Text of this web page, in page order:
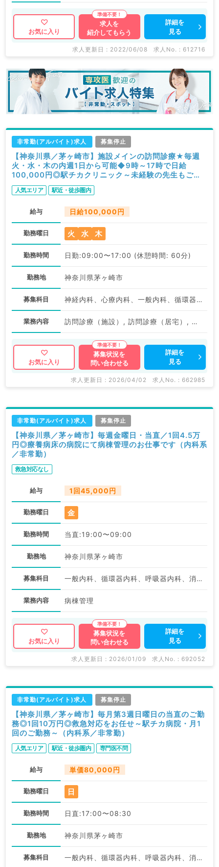
お気に入り
求人を
紹介してもらう
詳細を
見る
求人更新日 : 2022/06/08 求人No. : 612716
非常勤(アルバイト)求人 募集停止
【神奈川県／茅ヶ崎市】施設メインの訪問診療★毎週
火・水・木の内週1日から可能◆9時～17時で日給
100,000円◎駅チカクリニック～未経験の先生もご応
募可能です～（科目不問／非常勤）
人気エリア 駅近・徒歩圏内
給与 日給100,000円
勤務曜日 火 水 木
勤務時間 日勤:09:00〜17:00 (休憩時間: 60分)
勤務地 神奈川県茅ヶ崎市
募集科目 神経内科、心療内科、一般内科、循環器内科、呼吸器内科、消化器内科、内分泌・代謝内科、腎臓内科、老年内科、膠原病科
業務内容 訪問診療（施設）, 訪問診療（居宅）, 訪問診療（居宅）, 訪問診療（施設）
お気に入り
募集状況を
問い合わせる
詳細を
見る
求人更新日 : 2026/04/02 求人No. : 662985
非常勤(アルバイト)求人 募集停止
【神奈川県／茅ヶ崎市】毎週金曜日・当直／1回4.5万
円◎療養病床の病院にて病棟管理のお仕事です（内科系
／非常勤）
救急対応なし
給与 1回45,000円
勤務曜日 金
勤務時間 当直:19:00〜09:00
勤務地 神奈川県茅ヶ崎市
募集科目 一般内科、循環器内科、呼吸器内科、消化器内科、内分泌・代謝内科
業務内容 病棟管理
お気に入り
募集状況を
問い合わせる
詳細を
見る
求人更新日 : 2026/01/09 求人No. : 692052
非常勤(アルバイト)求人 募集停止
【神奈川県／茅ヶ崎市】毎月第3週日曜日の当直のご勤
務◎1回10万円◎救急対応をお任せ～駅チカ病院・月1
回のご勤務～（内科系／非常勤）
人気エリア 駅近・徒歩圏内 専門医不問
給与 単価80,000円
勤務曜日 日
勤務時間 日直:17:00〜08:30
勤務地 神奈川県茅ヶ崎市
募集科目 一般内科、循環器内科、呼吸器内科、消化器内科、内分泌・代謝内科、腎臓内科、老年内科